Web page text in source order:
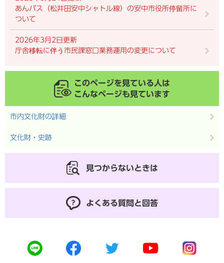
あんバス（松井田安中シャトル線）の安中市役所停留所に
ついて
2026年3月2日更新
庁舎移転に伴う市民課窓口業務運用の変更について
このページを見ている人は
こんなページも見ています
市内文化財の詳細
文化財・史跡
見つからないときは
よくある質問と回答
公
式
公
式
公
式
公
公
式